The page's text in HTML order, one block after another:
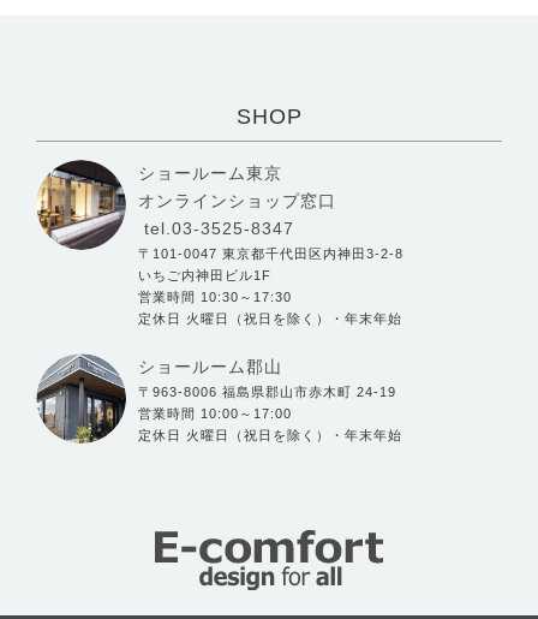
SHOP
ショールーム東京
オンラインショップ窓口
tel.03-3525-8347
〒101-0047 東京都千代田区内神田3-2-8
いちご内神田ビル1F
営業時間 10:30～17:30
定休日 火曜日（祝日を除く）・年末年始
ショールーム郡山
〒963-8006 福島県郡山市赤木町 24-19
営業時間 10:00～17:00
定休日 火曜日（祝日を除く）・年末年始